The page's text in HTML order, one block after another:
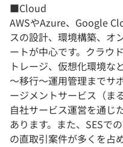
■Cloud
AWSやAzure、Google
スの設計、環境構築、オ
ートが中心です。クラウ
トレージ、仮想化環境な
～移行～運用管理までサ
ージメントサービス（ま
自社サービス運営を通じ
あります。また、SESで
の直取引案件が多くを占